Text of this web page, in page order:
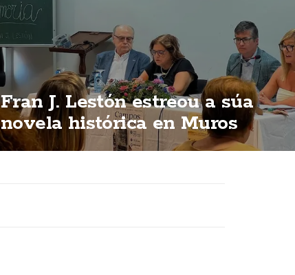
Fran J. Lestón estreou a súa
novela histórica en Muros